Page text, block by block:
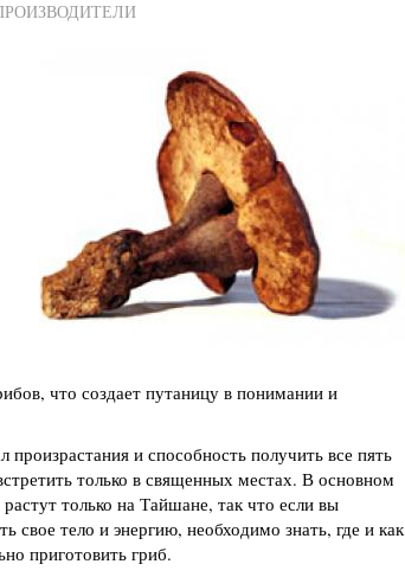
что создает путаницу в понимании и
и способность получить все пять
только в священных местах. В основном
только на Тайшане, так что если вы
свое тело и энергию, необходимо знать, где и как
приготовить гриб.